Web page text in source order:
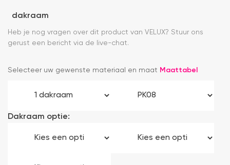
dakraam
Heb je nog vragen over dit product van VELUX? Stuur ons
gerust een bericht via de live-chat.
Selecteer uw gewenste materiaal en maat Maattabel
Dakraam optie: